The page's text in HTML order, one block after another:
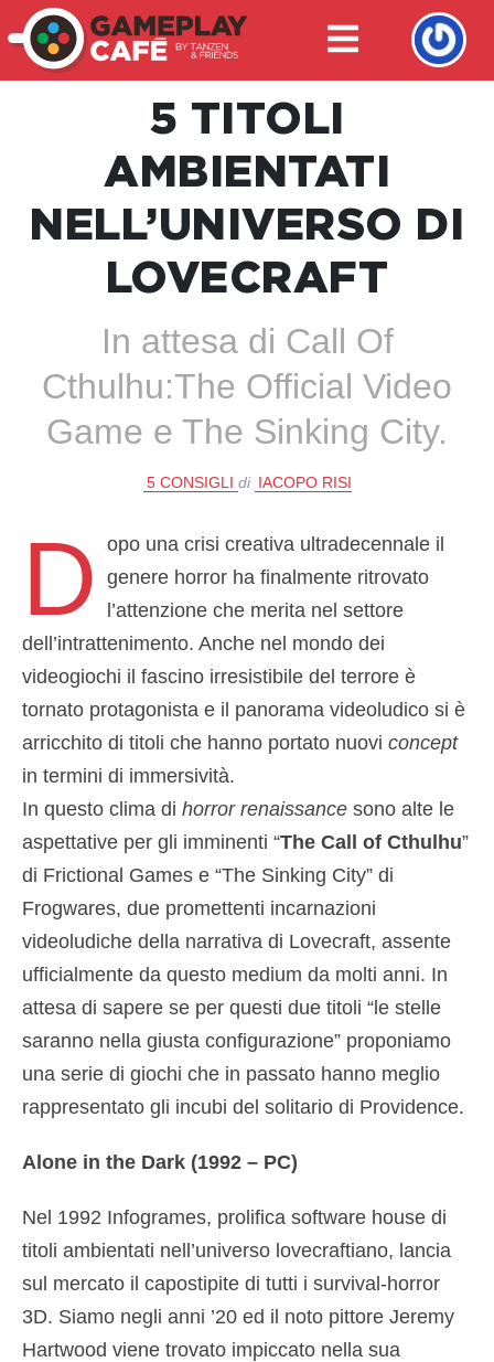
5 TITOLI
AMBIENTATI
NELL’UNIVERSO DI
LOVECRAFT
In attesa di Call Of
Cthulhu:The Official Video
Game e The Sinking City.
5 CONSIGLI di IACOPO RISI
D
opo una crisi creativa ultradecennale il
genere horror ha finalmente ritrovato
l’attenzione che merita nel settore
dell’intrattenimento. Anche nel mondo dei
videogiochi il fascino irresistibile del terrore è
tornato protagonista e il panorama videoludico si è
arricchito di titoli che hanno portato nuovi concept
in termini di immersività.
In questo clima di horror renaissance sono alte le
aspettative per gli imminenti “The Call of Cthulhu”
di Frictional Games e “The Sinking City” di
Frogwares, due promettenti incarnazioni
videoludiche della narrativa di Lovecraft, assente
ufficialmente da questo medium da molti anni. In
attesa di sapere se per questi due titoli “le stelle
saranno nella giusta configurazione” proponiamo
una serie di giochi che in passato hanno meglio
rappresentato gli incubi del solitario di Providence.
Alone in the Dark (1992 – PC)
Nel 1992 Infogrames, prolifica software house di
titoli ambientati nell’universo lovecraftiano, lancia
sul mercato il capostipite di tutti i survival-horror
3D. Siamo negli anni ’20 ed il noto pittore Jeremy
Hartwood viene trovato impiccato nella sua